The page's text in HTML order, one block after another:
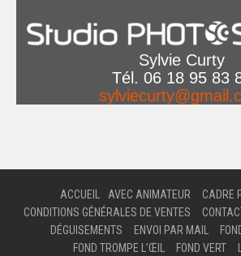
Sylvie Curty
Tél. 06 18 95 83
ACCUEIL AVEC ANIMATEUR
CADRE
CONDITIONS GÉNÉRALES DE VENTES
DÉGUISEMENTS
ENVOI PAR MAIL
FOND TROMPE L’ŒIL
FOND VERT